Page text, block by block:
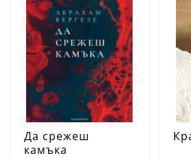
Да срежеш
камъка